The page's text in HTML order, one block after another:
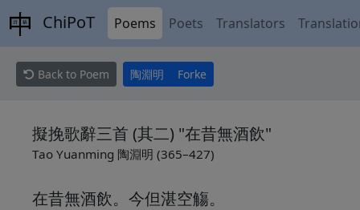
ChiPoT Poems Poets Translators
Back to Poem 陶淵明 Forke
擬挽歌辭三首 (其二) "在昔無酒飲"
Tao Yuanming 陶淵明 (365–427)
在昔無酒飲。今但湛空觴。